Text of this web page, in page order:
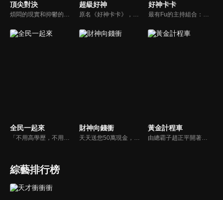
頂尖對決
煩悶的現實和抑鬱的社會，你需要的就是笑、大聲笑、開口笑，《頂尖對決》就要你笑到落ㄟ骸，最具綜藝實力的庹宗康，和喜感十足的納豆各自領軍對抗，藝人搞笑pk笑果十足，《頂尖對決》讓你忘掉一週煩惱！
超級好神
原名《好神卡卡》，後改名為《超級好神》，是一檔益智類綜藝節目，由「A咖天王」徐乃麟搭配黃鐙輝主持。「好神智慧王」、「好神記憶王」、「誰是爆點王」、「好神送好禮」四個單元，讓來賓一較高下。比反應，比記憶，比機智，比膽識，幸運女神的眷顧與遠離永遠都是個未知數！
好神卡卡
最有Fu的主持組合：「A咖天王」徐乃麟+「好神天心」朱芯儀+「真理大學校花」洪棠+「台大獸醫碩士」LYDIA。遊戲的層層關卡，來賓必須要和主持人比反應，比記憶，比機智，比膽識，幸運女神的眷顧與遠離永遠都是個未知數！
全民一起來
「不用高學歷，不用會答題，全民一起來，獎金拿不完！」《全民一起來》是一檔結合手機遊戲的大型現場直播益智節目，「記憶、觀察、反應、平衡、敏捷...」，多道關卡考驗挑戰者的多元智能及體能，見證藝人明星各項不可思議的挑戰。
財神向錢衝
天天送您50萬現金，還有汽車大獎！不考智力、體力，挑戰家人、同事、同學、朋友互相了解的成渡和共同生活經驗。快來參加《財神向前衝》大獎通通送給您。
黃金計程車
由總霸子趙正平開著計程車在街頭隨機找尋搭車路人，進行機智問答，如果十題答對就可以拿走金元寶！如果沒有答對，就把當前獎金減一個0然後發放！另外節目中總霸子趙正平還會帶我們遍尋美食名景。
綜藝排行榜